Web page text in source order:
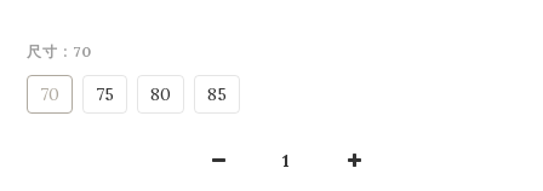
尺寸 : 70
70 75 80 85